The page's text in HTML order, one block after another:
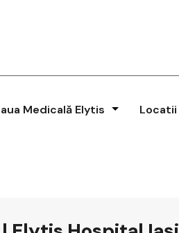
Medicală Elytis Locatii